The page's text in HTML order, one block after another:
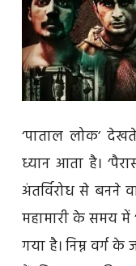
‘पाताल लोक’
ध्यान आता है।
अंतर्विरोध से बनने
महामारी के समय में
गया है। निम्न वर्ग